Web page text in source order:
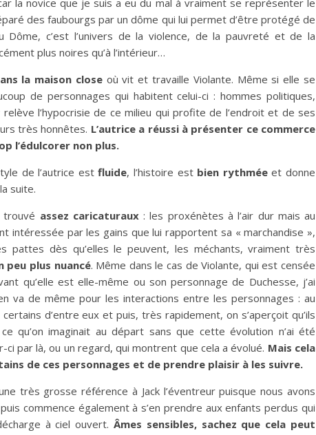
la novice que je suis a eu du mal à vraiment se représenter le
des faubourgs par un dôme qui lui permet d’être protégé de
Dôme, c’est l’univers de la violence, de la pauvreté et de la
plus noires qu’à l’intérieur…
la maison closeoù vit et travaille Violante. Même si elle se
de personnages qui habitent celui-ci : hommes politiques,
l’hypocrisie de ce milieu qui profite de l’endroit et de ses
très honnêtes. L’autrice a réussi à présenter ce commerce
l’édulcorer non plus.
de l’autrice estfluide, l’histoire est bien rythméeet donne
suite.
assez caricaturaux: les proxénètes à l’air dur mais au
intéressée par les gains que lui rapportent sa « marchandise »,
pattes dès qu’elles le peuvent, les méchants, vraiment très
peu plus nuancé. Même dans le cas de Violante, qui est censée
qu’elle est elle-même ou son personnage de Duchesse, j’ai
va de même pour les interactions entre les personnages : au
d’entre eux et puis, très rapidement, on s’aperçoit qu’ils
qu’on imaginait au départ sans que cette évolution n’ai été
par là, ou un regard, qui montrent que cela a évolué. Mais cela
de ces personnages et de prendre plaisir à les suivre.
très grosse référence à Jack l’éventreur puisque nous avons
commence également à s’en prendre aux enfants perdus qui
à ciel ouvert. Âmes sensibles, sachez que cela peut